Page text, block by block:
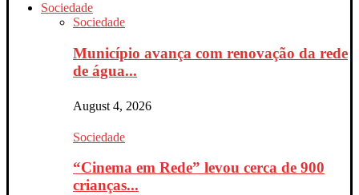
Sociedade
Sociedade
Município avança com renovação da rede
de água...
August 4, 2026
Sociedade
“Cinema em Rede” levou cerca de 900
crianças...